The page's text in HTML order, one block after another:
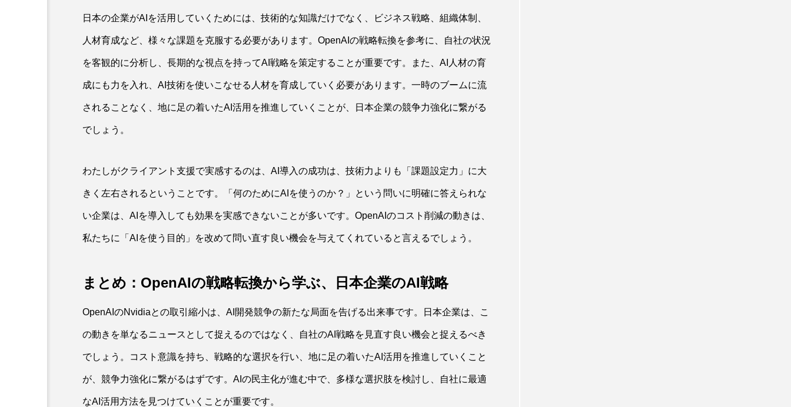
日本の企業がAIを活用していくためには、技術的な知識だけでなく、ビジネス戦略、組織体制、
人材育成など、様々な課題を克服する必要があります。OpenAIの戦略転換を参考に、自社の状況
を客観的に分析し、長期的な視点を持ってAI戦略を策定することが重要です。また、AI人材の育
成にも力を入れ、AI技術を使いこなせる人材を育成していく必要があります。一時のブームに流
されることなく、地に足の着いたAI活用を推進していくことが、日本企業の競争力強化に繋がる
でしょう。
わたしがクライアント支援で実感するのは、AI導入の成功は、技術力よりも「課題設定力」に大
きく左右されるということです。「何のためにAIを使うのか？」という問いに明確に答えられな
い企業は、AIを導入しても効果を実感できないことが多いです。OpenAIのコスト削減の動きは、
私たちに「AIを使う目的」を改めて問い直す良い機会を与えてくれていると言えるでしょう。
まとめ：OpenAIの戦略転換から学ぶ、日本企業のAI戦略
OpenAIのNvidiaとの取引縮小は、AI開発競争の新たな局面を告げる出来事です。日本企業は、こ
の動きを単なるニュースとして捉えるのではなく、自社のAI戦略を見直す良い機会と捉えるべき
でしょう。コスト意識を持ち、戦略的な選択を行い、地に足の着いたAI活用を推進していくこと
が、競争力強化に繋がるはずです。AIの民主化が進む中で、多様な選択肢を検討し、自社に最適
なAI活用方法を見つけていくことが重要です。